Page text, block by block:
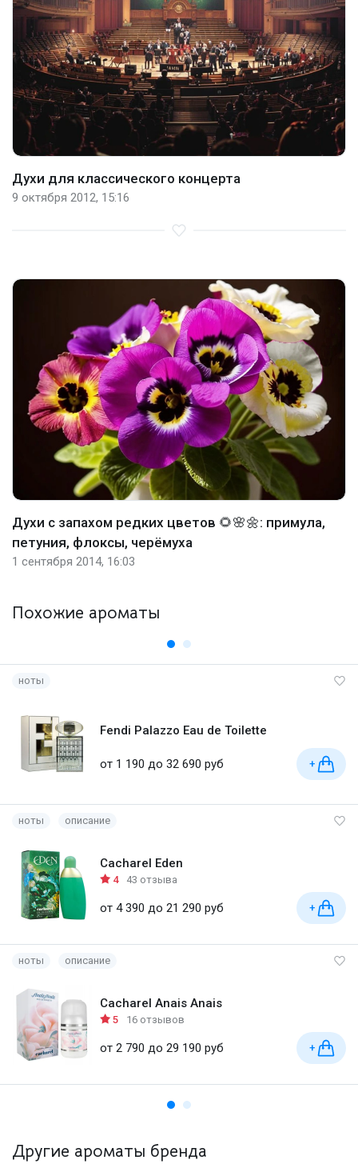
Духи для классического концерта
9 октября 2012, 15:16
Духи с запахом редких цветов 🌻🌸🌼: примула,
петуния, флоксы, черёмуха
1 сентября 2014, 16:03
Похожие ароматы
ноты
Fendi Palazzo Eau de Toilette
от 1 190 до 32 690 руб +
ноты описание
Cacharel Eden
4 43 отзыва
от 4 390 до 21 290 руб +
ноты описание
Cacharel Anais Anais
5 16 отзывов
от 2 790 до 29 190 руб +
Другие ароматы бренда